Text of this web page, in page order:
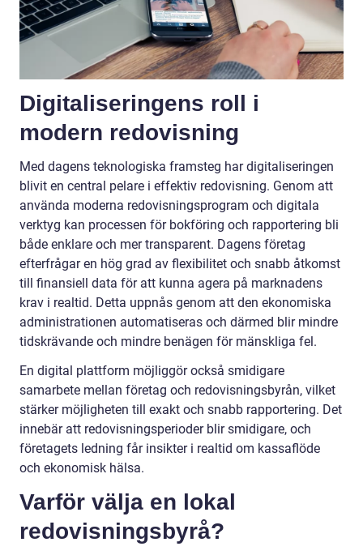
Digitaliseringens roll i
modern redovisning
Med dagens teknologiska framsteg har digitaliseringen
blivit en central pelare i effektiv redovisning. Genom att
använda moderna redovisningsprogram och digitala
verktyg kan processen för bokföring och rapportering bli
både enklare och mer transparent. Dagens företag
efterfrågar en hög grad av flexibilitet och snabb åtkomst
till finansiell data för att kunna agera på marknadens
krav i realtid. Detta uppnås genom att den ekonomiska
administrationen automatiseras och därmed blir mindre
tidskrävande och mindre benägen för mänskliga fel.
En digital plattform möjliggör också smidigare
samarbete mellan företag och redovisningsbyrån, vilket
stärker möjligheten till exakt och snabb rapportering. Det
innebär att redovisningsperioder blir smidigare, och
företagets ledning får insikter i realtid om kassaflöde
och ekonomisk hälsa.
Varför välja en lokal
redovisningsbyrå?